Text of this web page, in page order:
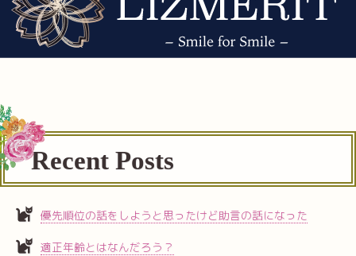
Recent Posts
優先順位の話をしようと思ったけど助言の話になった
適正年齢とはなんだろう？